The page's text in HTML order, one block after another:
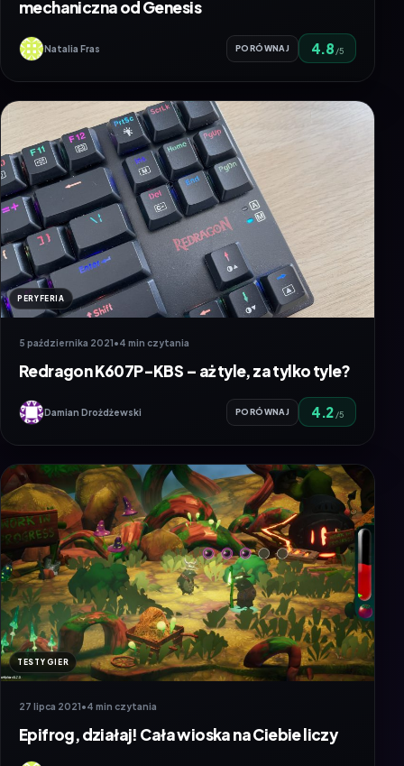
mechaniczna od Genesis
Natalia Fras PORÓWNAJ 4.8 /5
PERYFERIA
5 października 2021•4 min czytania
Redragon K607P-KBS – aż tyle, za tylko tyle?
Damian Drożdżewski PORÓWNAJ 4.2 /5
TESTY GIER
27 lipca 2021•4 min czytania
Epifrog, działaj! Cała wioska na Ciebie liczy